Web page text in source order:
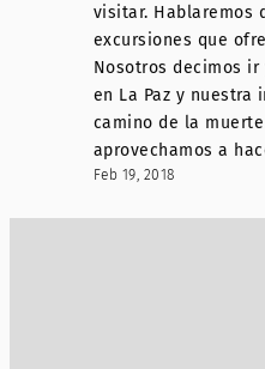
visitar. Hablaremos
excursiones que
Nosotros decimos ir
en La Paz y nuestra
camino de la
aprovechamos a
Feb 19, 2018